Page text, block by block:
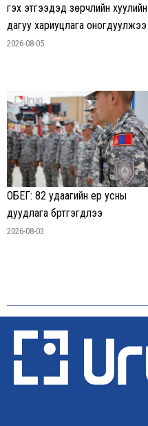
гэх этгээдэд зөрчлийн хуулийн
дагуу хариуцлага оногдуулжээ
2026-08-05
ОБЕГ: 82 удаагийн үер усны
дуудлага бүртгэгдлээ
2026-08-03